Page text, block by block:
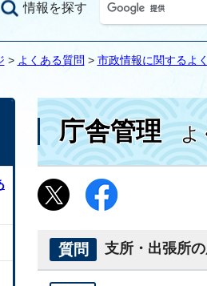
情報を探す
> よくある質問 > 市政情報に関するよ
庁舎管理 よ
質問 支所・出張所